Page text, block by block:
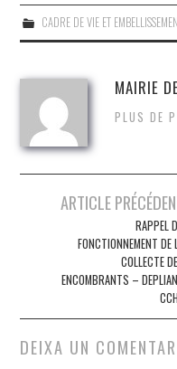
CADRE DE VIE ET
MAIRIE
PLUS DE
ARTICLE
RAPPEL
FONCTIONNEMENT DE
COLLECTE
ENCOMBRANTS –
DEIXA UN